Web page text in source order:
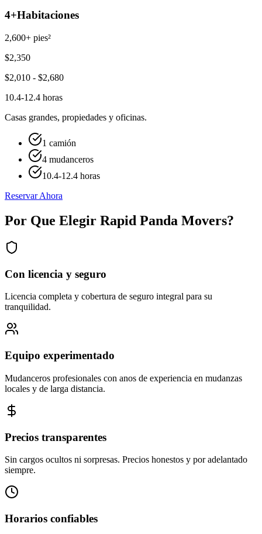
4+Habitaciones
2,600+ pies²
$2,350
$2,010 - $2,680
10.4-12.4 horas
Casas grandes, propiedades y oficinas.
1 camión
4 mudanceros
10.4-12.4 horas
Reservar Ahora
Por Que Elegir Rapid Panda Movers?
Con licencia y seguro
Licencia completa y cobertura de seguro integral para su
tranquilidad.
Equipo experimentado
Mudanceros profesionales con anos de experiencia en mudanzas
locales y de larga distancia.
Precios transparentes
Sin cargos ocultos ni sorpresas. Precios honestos y por adelantado
siempre.
Horarios confiables